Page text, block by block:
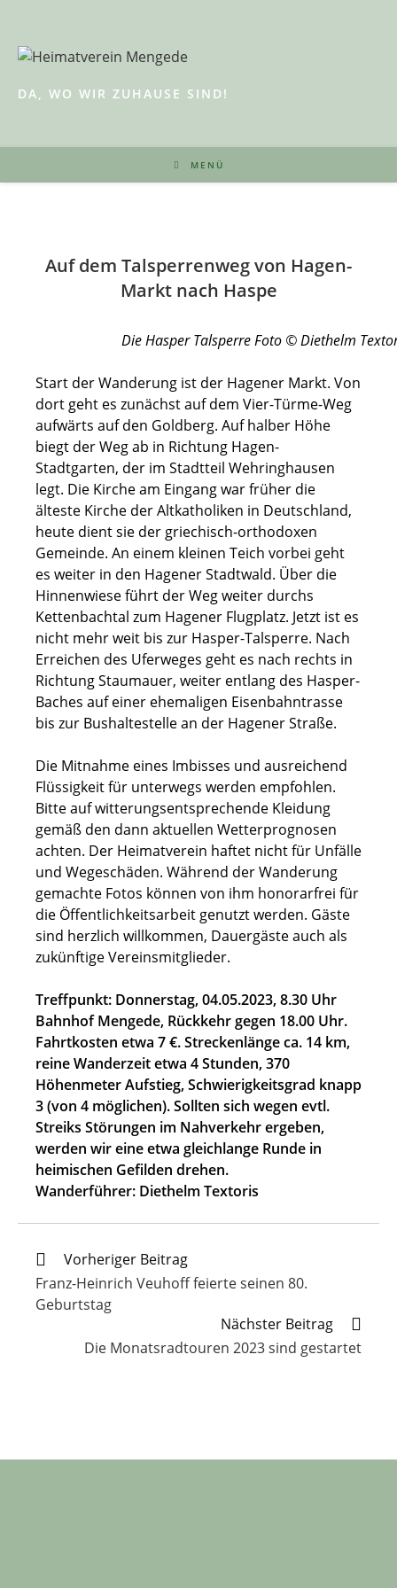
springen
DA, WO WIR ZUHAUSE SIND!
MENÜ
Auf dem Talsperrenweg von Hagen-
Markt nach Haspe
Die Hasper Talsperre Foto © Diethelm
Start der Wanderung ist der Hagener Markt. Von
dort geht es zunächst auf dem Vier-Türme-Weg
aufwärts auf den Goldberg. Auf halber Höhe
biegt der Weg ab in Richtung Hagen-
Stadtgarten, der im Stadtteil Wehringhausen
legt. Die Kirche am Eingang war früher die
älteste Kirche der Altkatholiken in Deutschland,
heute dient sie der griechisch-orthodoxen
Gemeinde. An einem kleinen Teich vorbei geht
es weiter in den Hagener Stadtwald. Über die
Hinnenwiese führt der Weg weiter durchs
Kettenbachtal zum Hagener Flugplatz. Jetzt ist es
nicht mehr weit bis zur Hasper-Talsperre. Nach
Erreichen des Uferweges geht es nach rechts in
Richtung Staumauer, weiter entlang des Hasper-
Baches auf einer ehemaligen Eisenbahntrasse
bis zur Bushaltestelle an der Hagener Straße.
Die Mitnahme eines Imbisses und ausreichend
Flüssigkeit für unterwegs werden empfohlen.
Bitte auf witterungsentsprechende Kleidung
gemäß den dann aktuellen Wetterprognosen
achten. Der Heimatverein haftet nicht für Unfälle
und Wegeschäden. Während der Wanderung
gemachte Fotos können von ihm honorarfrei für
die Öffentlichkeitsarbeit genutzt werden. Gäste
sind herzlich willkommen, Dauergäste auch als
zukünftige Vereinsmitglieder.
Treffpunkt: Donnerstag, 04.05.2023, 8.30 Uhr
Bahnhof Mengede, Rückkehr gegen 18.00 Uhr.
Fahrtkosten etwa 7 €. Streckenlänge ca. 14 km,
reine Wanderzeit etwa 4 Stunden, 370
Höhenmeter Aufstieg, Schwierigkeitsgrad knapp
3 (von 4 möglichen). Sollten sich wegen evtl.
Streiks Störungen im Nahverkehr ergeben,
werden wir eine etwa gleichlange Runde in
heimischen Gefilden drehen.
Wanderführer: Diethelm Textoris
Weitere
Artikel
ansehen
Vorheriger Beitrag
Franz-Heinrich Veuhoff feierte seinen 80.
Geburtstag
Nächster Beitrag
Die Monatsradtouren 2023 sind gestartet